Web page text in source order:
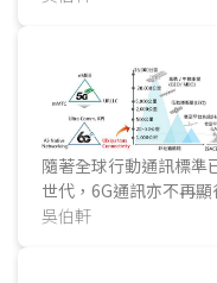
隨著全球行動通訊標準
世代，6G通訊亦不再
Terrestrial Network；
吳伯軒